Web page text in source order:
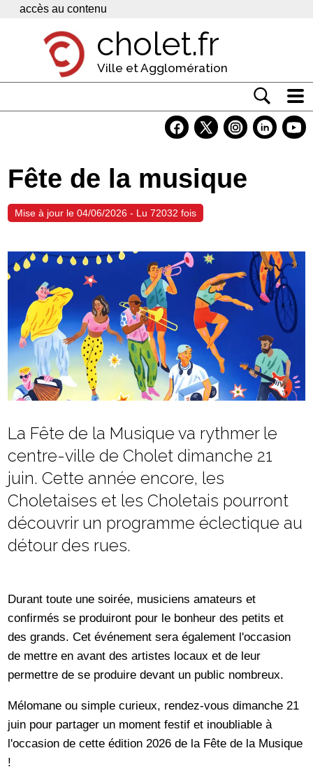
Panneau de gestion des cookies
accès au contenu
cholet.fr
Ville et Agglomération
Economie
Services
Fête de la musique
Mise à jour le 04/06/2026 - Lu 72032 fois
La Fête de la Musique va rythmer le
centre-ville de Cholet dimanche 21
juin. Cette année encore, les
Choletaises et les Choletais pourront
découvrir un programme éclectique au
détour des rues.
Durant toute une soirée, musiciens amateurs et
confirmés se produiront pour le bonheur des petits et
des grands. Cet événement sera également l'occasion
de mettre en avant des artistes locaux et de leur
permettre de se produire devant un public nombreux.
Mélomane ou simple curieux, rendez-vous dimanche 21
juin pour partager un moment festif et inoubliable à
l'occasion de cette édition 2026 de la Fête de la Musique
!